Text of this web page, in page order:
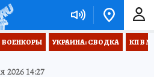
ВОЕНКОРЫ УКРАИНА: СВОДКА КП В
2026 14:27